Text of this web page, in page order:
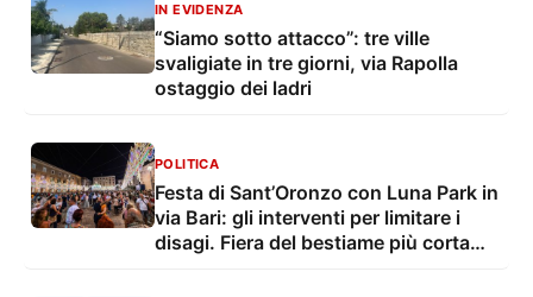
IN EVIDENZA
“Siamo sotto attacco”: tre ville
svaligiate in tre giorni, via Rapolla
ostaggio dei ladri
POLITICA
Festa di Sant’Oronzo con Luna Park in
via Bari: gli interventi per limitare i
disagi. Fiera del bestiame più corta